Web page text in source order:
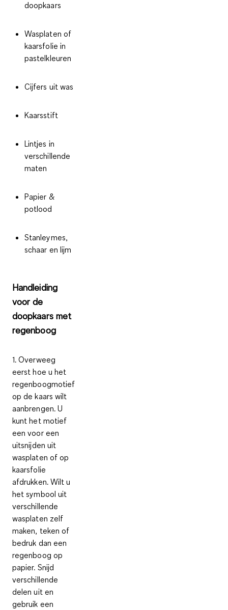
doopkaars
Wasplaten of
kaarsfolie in
pastelkleuren
Cijfers uit was
Kaarsstift
Lintjes in
verschillende
maten
Papier &
potlood
Stanleymes,
schaar en lijm
Handleiding
voor de
doopkaars met
regenboog
1. Overweeg
eerst hoe u het
regenboogmotief
op de kaars wilt
aanbrengen. U
kunt het motief
een voor een
uitsnijden uit
wasplaten of op
kaarsfolie
afdrukken. Wilt u
het symbool uit
verschillende
wasplaten zelf
maken, teken of
bedruk dan een
regenboog op
papier. Snijd
verschillende
delen uit en
gebruik een